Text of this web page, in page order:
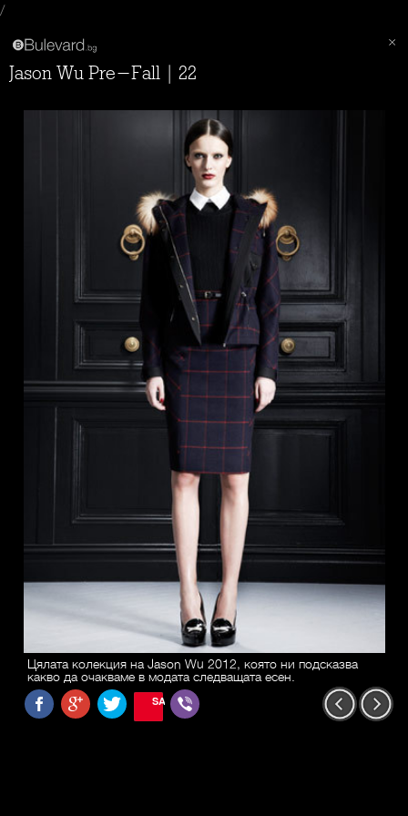
/
Jason Wu Pre-Fall | 22
Цялата колекция на Jason Wu 2012, която ни подсказва
какво да очакваме в модата следващата есен.
SAVE